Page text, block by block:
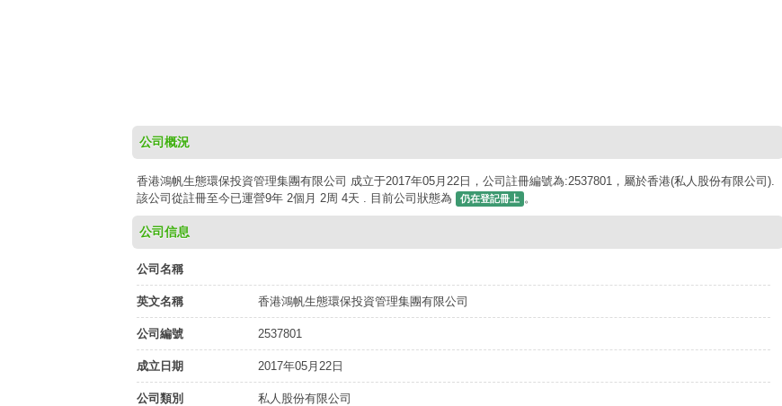
公司概況
香港鴻帆生態環保投資管理集團有限公司 成立于2017年05月22日，公司註冊編號為:2537801，屬於香港(私人股份有限公司).
該公司從註冊至今已運營9年 2個月 2周 4天 . 目前公司狀態為
仍在登記冊上 。
公司信息
公司名稱
英文名稱 香港鴻帆生態環保投資管理集團有限公司
公司編號 2537801
成立日期 2017年05月22日
公司類別 私人股份有限公司